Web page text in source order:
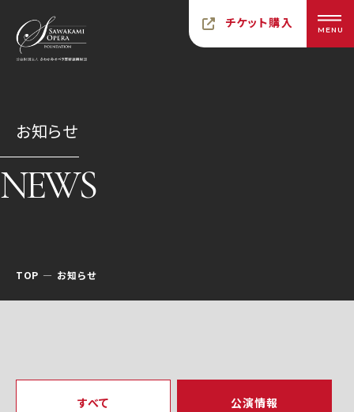
チケット購入 MENU
お知らせ
NEWS
TOP お知らせ
すべて 公演情報